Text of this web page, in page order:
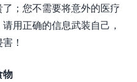
；您不需要将意外的医疗
用正确的信息武装自己，
！
物